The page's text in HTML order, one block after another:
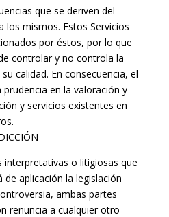
que se deriven del
los mismos. Estos Servicios
por éstos, por lo que
controlar y no controla la
calidad. En consecuencia, el
en la valoración y
y servicios existentes en
interpretativas o litigiosas que
de aplicación la legislación
ambas partes
renuncia a cualquier otro